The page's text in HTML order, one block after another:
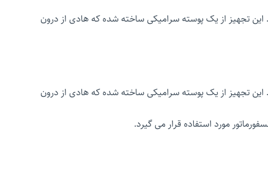
این تجهیز از یک پوسته سرامیکی ساخته شده که هادی از درون
این تجهیز از یک پوسته سرامیکی ساخته شده که هادی از درون
مورد استفاده قرار می گیرد.